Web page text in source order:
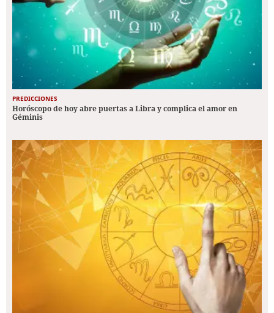
PREDICCIONES
Horóscopo de hoy abre puertas a Libra y complica el amor en
Géminis